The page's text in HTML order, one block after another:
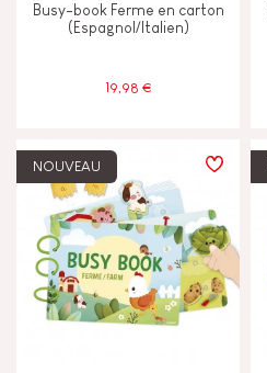
Busy-book Ferme en carton
(Espagnol/Italien)
19,98 €
NOUVEAU